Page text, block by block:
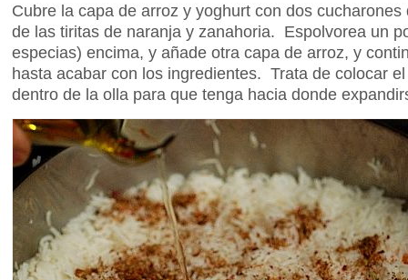
Cubre la capa de arroz y yoghurt con dos
de las tiritas de naranja y zanahoria. Espolvorea un
especias) encima, y añade otra capa de arroz, y
hasta acabar con los ingredientes. Trata de colocar
dentro de la olla para que tenga hacia donde